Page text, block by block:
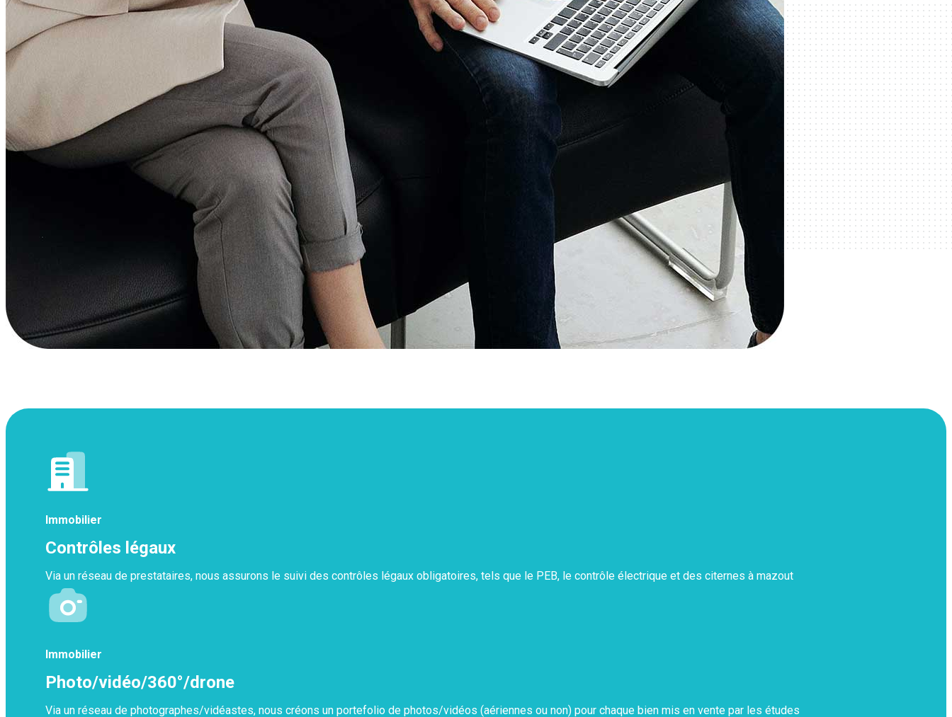
Immobilier
Contrôles légaux
Via un réseau de prestataires, nous assurons le suivi des contrôles légaux obligatoires, tels que le PEB, le contrôle électrique et des citernes à mazout
Immobilier
Photo/vidéo/360°/drone
Via un réseau de photographes/vidéastes, nous créons un portefolio de photos/vidéos (aériennes ou non) pour chaque bien mis en vente par les études